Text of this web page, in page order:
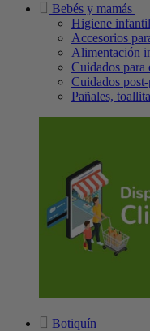
Bebés y mamás
Higiene infantil
Accesorios
Alimentación
Cuidados para
Cuidados
Pañales,
Botiquín